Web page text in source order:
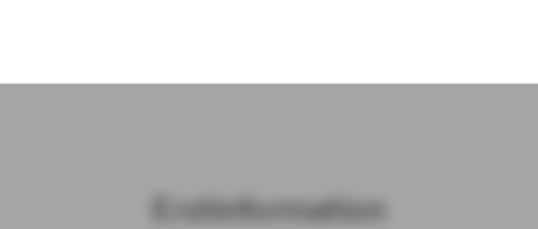
Erst­in­for­ma­ti­on